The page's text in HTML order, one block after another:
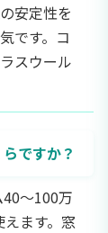
安定性を
です。コ
スウール
ですか？
〜100万
ます。窓